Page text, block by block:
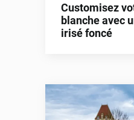
Customisez
blanche avec
irisé foncé